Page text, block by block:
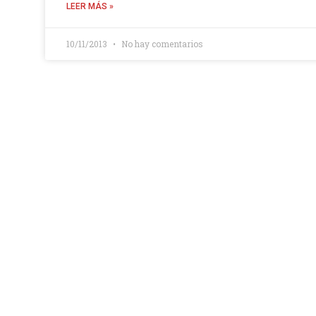
LEER MÁS »
10/11/2013 No hay comentarios